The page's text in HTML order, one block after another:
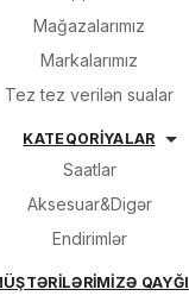
Mağazalarımız
Markalarımız
Tez tez verilən sualar
KATEQORİYALAR
Saatlar
Aksesuar&Digər
Endirimlər
QAYĞI